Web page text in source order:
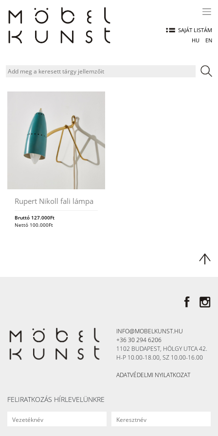
content
SAJÁT LISTÁM
HU
EN
Rupert Nikoll fali lámpa
Bruttó 127.000Ft
Nettó 100.000Ft
INFO@MOBELKUNST.HU
+36 30 294 6206
1102 BUDAPEST, HÖLGY UTCA 42.
H-P 10.00-18.00, SZ 10.00-16.00
ADATVÉDELMI NYILATKOZAT
FELIRATKOZÁS HÍRLEVELÜNKRE